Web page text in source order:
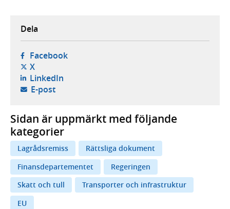
Dela
Facebook- öppnas i ny flik, extern webbplats,
X- öppnas i ny flik, extern webbplats,
LinkedIn- öppnas i ny flik, extern webbplats,
E-post- öppnar din e-postklient,
Sidan är uppmärkt med följande
kategorier
Lagrådsremiss
Rättsliga dokument
Finansdepartementet
Regeringen
Skatt och tull
Transporter och infrastruktur
EU